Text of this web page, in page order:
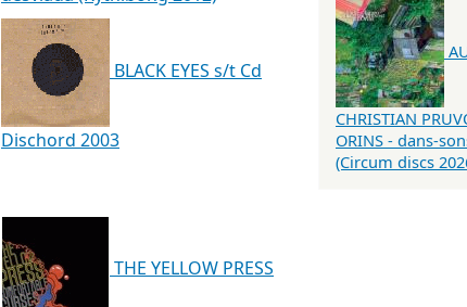
BLACK EYES s/t Cd
Dischord 2003
THE YELLOW PRESS
CHRISTIAN
ORINS - dans-
(Circum discs